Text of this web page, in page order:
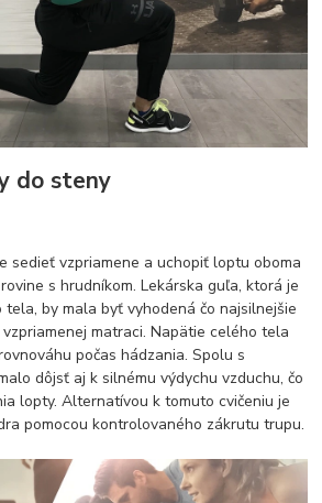
do steny
sedieť vzpriamene a uchopiť loptu oboma
s hrudníkom. Lekárska guľa, ktorá je
tela, by mala byť vyhodená čo najsilnejšie
matraci. Napätie celého tela
počas hádzania. Spolu s
dôjsť aj k silnému výdychu vzduchu, čo
lopty. Alternatívou k tomuto cvičeniu je
pomocou kontrolovaného zákrutu trupu.